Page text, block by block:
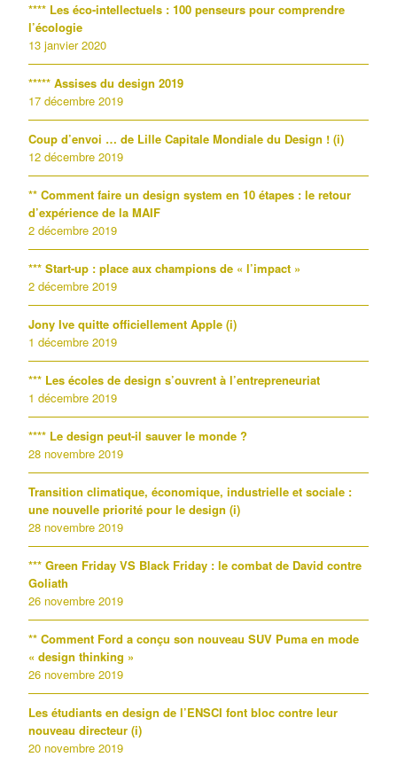
**** Les éco-intellectuels : 100 penseurs pour comprendre
l’écologie
13 janvier 2020
***** Assises du design 2019
17 décembre 2019
Coup d’envoi … de Lille Capitale Mondiale du Design ! (i)
12 décembre 2019
** Comment faire un design system en 10 étapes : le retour
d’expérience de la MAIF
2 décembre 2019
*** Start-up : place aux champions de « l’impact »
2 décembre 2019
Jony Ive quitte officiellement Apple (i)
1 décembre 2019
*** Les écoles de design s’ouvrent à l’entrepreneuriat
1 décembre 2019
**** Le design peut-il sauver le monde ?
28 novembre 2019
Transition climatique, économique, industrielle et sociale :
une nouvelle priorité pour le design (i)
28 novembre 2019
*** Green Friday VS Black Friday : le combat de David contre
Goliath
26 novembre 2019
** Comment Ford a conçu son nouveau SUV Puma en mode
« design thinking »
26 novembre 2019
Les étudiants en design de l’ENSCI font bloc contre leur
nouveau directeur (i)
20 novembre 2019